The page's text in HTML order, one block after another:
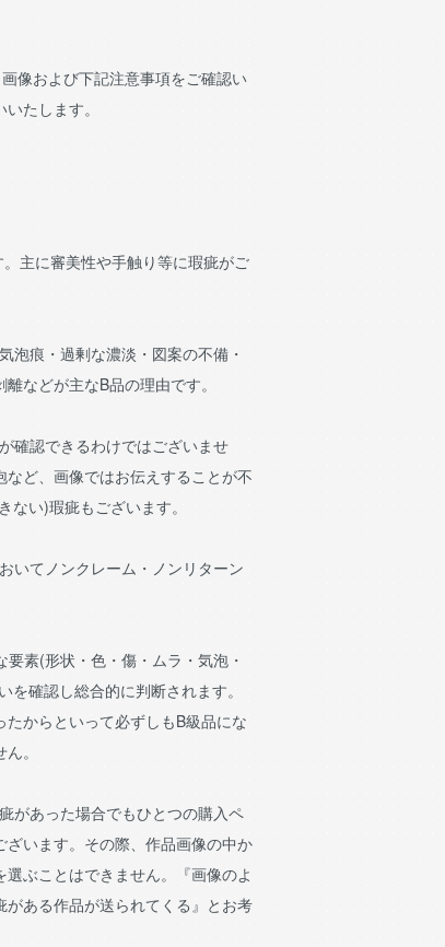
像および下記注意事項をご確認い
たします。
主に審美性や手触り等に瑕疵がご
泡痕・過剰な濃淡・図案の不備・
などが主なB品の理由です。
確認できるわけではございませ
など、画像ではお伝えすることが不
い)瑕疵もございます。
いてノンクレーム・ノンリターン
素(形状・色・傷・ムラ・気泡・
を確認し総合的に判断されます。
からといって必ずしもB級品にな
。
があった場合でもひとつの購入ペ
ざいます。その際、作品画像の中か
ぶことはできません。『画像のよ
がある作品が送られてくる』とお考